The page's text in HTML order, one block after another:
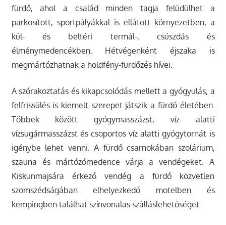
fürdő, ahol a család minden tagja felüdülhet a
parkosított, sportpályákkal is ellátott környezetben, a
kül- és beltéri termál-, csúszdás és
élménymedencékben. Hétvégenként éjszaka is
megmártózhatnak a holdfény-fürdőzés hívei.
A szórakoztatás és kikapcsolódás mellett a gyógyulás, a
felfrissülés is kiemelt szerepet játszik a fürdő életében.
Többek között gyógymasszázst, víz alatti
vízsugármasszázst és csoportos víz alatti gyógytornát is
igénybe lehet venni. A fürdő csarnokában szolárium,
szauna és mártózómedence várja a vendégeket. A
Kiskunmajsára érkező vendég a fürdő közvetlen
szomszédságában elhelyezkedő motelben és
kempingben találhat színvonalas szálláslehetőséget.